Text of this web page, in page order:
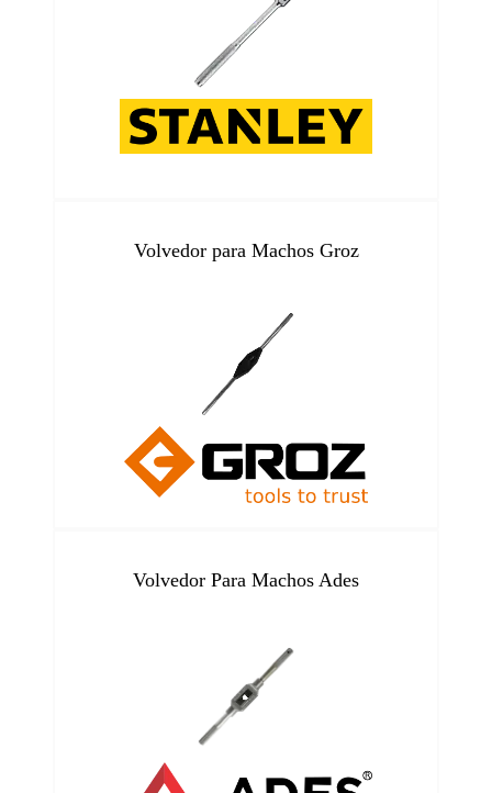
Volvedor para Machos Groz
Volvedor Para Machos Ades